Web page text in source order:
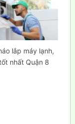
lắp máy lạnh,
nhất Quận 8